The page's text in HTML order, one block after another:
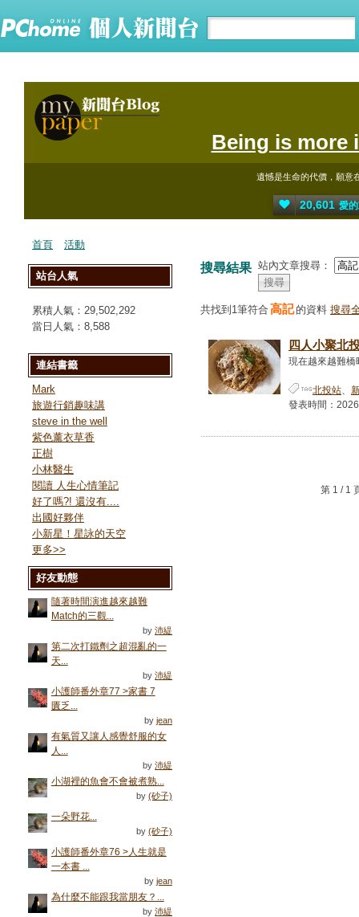
Being is more
遺憾是生命的代價，願意
20,601 愛
首頁 活動
搜尋結果 站內文章搜尋：
共找到1筆符合 高記 的資料 搜尋
四人小聚北
現在越來越難橋
北投站、
發表時間：
第 1 /
站台人氣
累積人氣： 29,502,292
當日人氣： 8,588
連結書籤
Mark
旅遊行銷趣味講
steve in the well
紫色薰衣草香
正樹
小林醫生
閱讀 人生心情筆記
好了嗎?! 還沒有....
出國好夥伴
小新星！星詠的天空
更多>>
好友動態
隨著時間演進越來越難
Match的三觀...
by沛緹
第二次打鐵劑之超混亂的一
天...
by沛緹
小護師番外章77 >家書 7
匱乏...
byjean
有氣質又讓人感覺舒服的女
人...
by沛緹
小湖裡的魚會不會被煮熟...
by(砂子)
一朵野花...
by(砂子)
小護師番外章76 >人生就是
一本書 ...
byjean
為什麼不能跟我當朋友？...
by沛緹